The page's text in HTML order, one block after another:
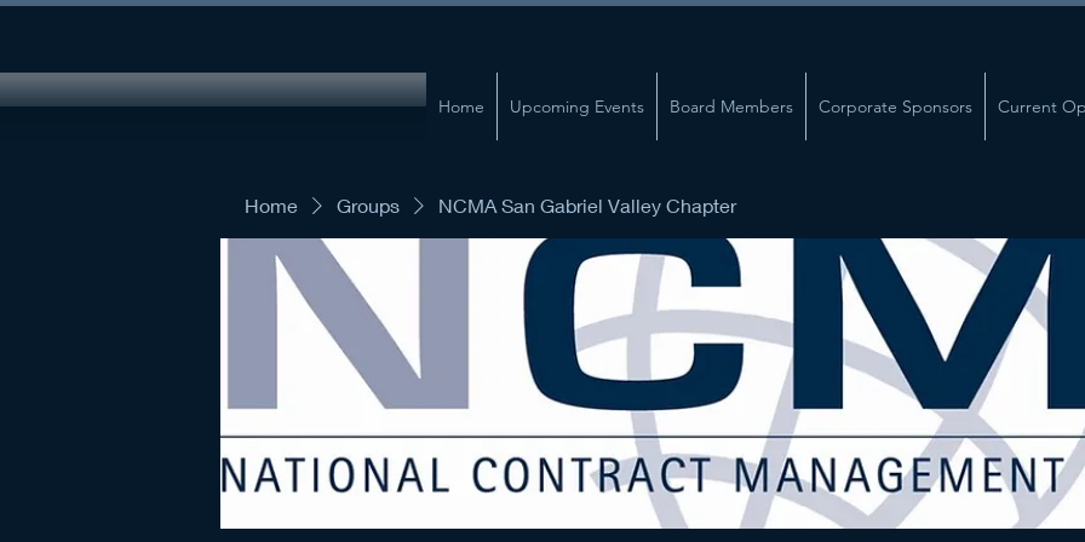
Home Upcoming Events Board Members Corporate Sponsors Current
Home Groups NCMA San Gabriel Valley Chapter